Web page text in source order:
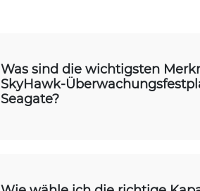
Was sind die wichtigsten
SkyHawk-
Seagate?